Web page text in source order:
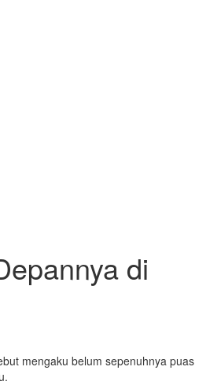
di
mengaku belum sepenuhnya puas